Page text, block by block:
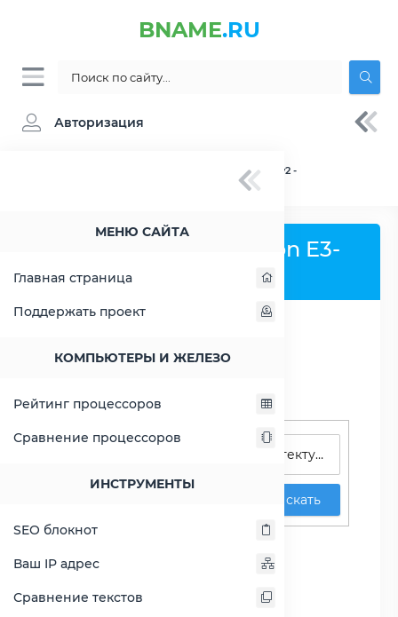
BNAME.RU
Авторизация
МЕНЮ САЙТА
Главная страница
Поддержать проект
КОМПЬЮТЕРЫ И ЖЕЛЕЗО
Рейтинг процессоров
Сравнение процессоров
ИНСТРУМЕНТЫ
SEO блокнот
Ваш IP адрес
Сравнение текстов
» Процессор Intel Xeon E3-1245 v2 -
Процессор Intel Xeon E3-
Искать
Xeon E3-1245 v2